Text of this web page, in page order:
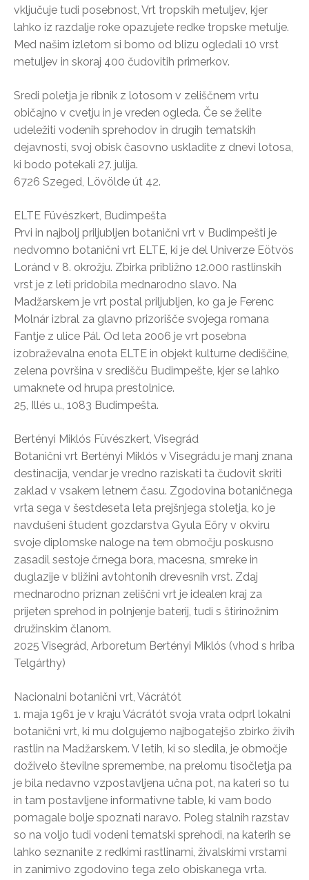
vključuje tudi posebnost, Vrt tropskih metuljev, kjer
lahko iz razdalje roke opazujete redke tropske metulje.
Med našim izletom si bomo od blizu ogledali 10 vrst
metuljev in skoraj 400 čudovitih primerkov.
Sredi poletja je ribnik z lotosom v zeliščnem vrtu
običajno v cvetju in je vreden ogleda. Če se želite
udeležiti vodenih sprehodov in drugih tematskih
dejavnosti, svoj obisk časovno uskladite z dnevi lotosa,
ki bodo potekali 27. julija.
6726 Szeged, Lövölde út 42.
ELTE Füvészkert, Budimpešta
Prvi in najbolj priljubljen botanični vrt v Budimpešti je
nedvomno botanični vrt ELTE, ki je del Univerze Eötvös
Loránd v 8. okrožju. Zbirka približno 12.000 rastlinskih
vrst je z leti pridobila mednarodno slavo. Na
Madžarskem je vrt postal priljubljen, ko ga je Ferenc
Molnár izbral za glavno prizorišče svojega romana
Fantje z ulice Pál. Od leta 2006 je vrt posebna
izobraževalna enota ELTE in objekt kulturne dediščine,
zelena površina v središču Budimpešte, kjer se lahko
umaknete od hrupa prestolnice.
25, Illés u., 1083 Budimpešta.
Bertényi Miklós Füvészkert, Visegrád
Botanični vrt Bertényi Miklós v Visegrádu je manj znana
destinacija, vendar je vredno raziskati ta čudovit skriti
zaklad v vsakem letnem času. Zgodovina botaničnega
vrta sega v šestdeseta leta prejšnjega stoletja, ko je
navdušeni študent gozdarstva Gyula Eőry v okviru
svoje diplomske naloge na tem območju poskusno
zasadil sestoje črnega bora, macesna, smreke in
duglazije v bližini avtohtonih drevesnih vrst. Zdaj
mednarodno priznan zeliščni vrt je idealen kraj za
prijeten sprehod in polnjenje baterij, tudi s štirinožnim
družinskim članom.
2025 Visegrád, Arboretum Bertényi Miklós (vhod s hriba
Telgárthy)
Nacionalni botanični vrt, Vácrátót
1. maja 1961 je v kraju Vácrátót svoja vrata odprl lokalni
botanični vrt, ki mu dolgujemo najbogatejšo zbirko živih
rastlin na Madžarskem. V letih, ki so sledila, je območje
doživelo številne spremembe, na prelomu tisočletja pa
je bila nedavno vzpostavljena učna pot, na kateri so tu
in tam postavljene informativne table, ki vam bodo
pomagale bolje spoznati naravo. Poleg stalnih razstav
so na voljo tudi vodeni tematski sprehodi, na katerih se
lahko seznanite z redkimi rastlinami, živalskimi vrstami
in zanimivo zgodovino tega zelo obiskanega vrta.